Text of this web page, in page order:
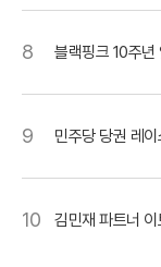
8 블랙핑크 10주년
9 민주당 당권 레
10 김민재 파트너